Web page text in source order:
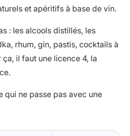
et apéritifs à base de vin.
: les alcools distillés, les
rhum, gin, pastis, cocktails à
ça, il faut une licence 4, la
qui ne passe pas avec une